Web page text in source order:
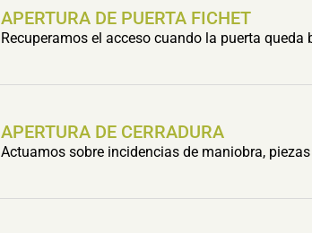
APERTURA DE PUERTA FICHET
Recuperamos el acceso cuando la puerta queda
APERTURA DE CERRADURA
Actuamos sobre incidencias de maniobra,